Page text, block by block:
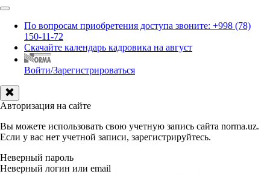
По вопросам приобретения доступа звоните: +998 (78)
150-11-72
Скачайте календарь кадровика на август
Войти/Зарегистрироваться
Авторизация на сайте
Вы можете использовать свою учетную запись сайта norma.uz.
Если у вас нет учетной записи, зарегистрируйтесь.
Неверный пароль
Неверный логин или email